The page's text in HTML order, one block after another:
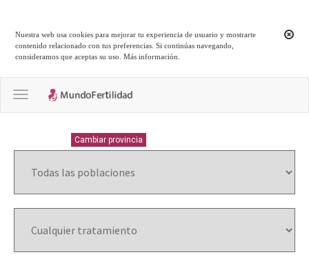
Nuestra web usa cookies para mejorar tu experiencia de usuario y mostrarte
contenido relacionado con tus preferencias. Si continúas navegando,
consideramos que aceptas su uso.Más información
Toggle navigation
Cambiar provincia